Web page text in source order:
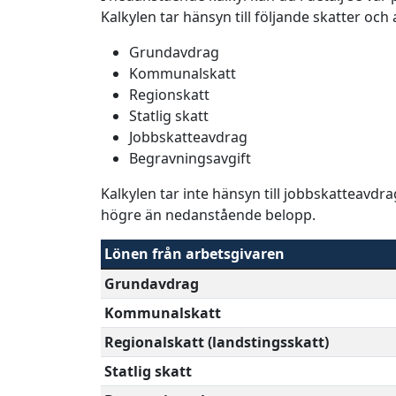
Kalkylen tar hänsyn till följande skatter och
Grundavdrag
Kommunalskatt
Regionskatt
Statlig skatt
Jobbskatteavdrag
Begravningsavgift
Kalkylen tar inte hänsyn till
högre än nedanstående belopp.
Lönen från arbetsgivaren
Grundavdrag
Kommunalskatt
Regionalskatt (landstingsskatt)
Statlig skatt